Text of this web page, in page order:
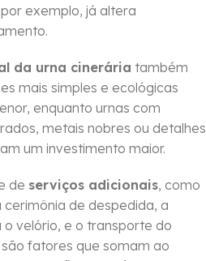
exemplo, já altera
da urna cinerária também
mais simples e ecológicas
enquanto urnas com
metais nobres ou detalhes
um investimento maior.
de serviços adicionais, como
de despedida, a
velório, e o transporte do
fatores que somam ao